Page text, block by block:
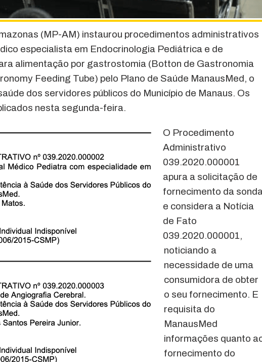
(MP-AM) instaurou procedimentos administrativos
especialista em Endocrinologia Pediátrica e de
alimentação por gastrostomia (Botton de Gastronomia
Feeding Tube) pelo Plano de Saúde ManausMed, o
dos servidores públicos do Município de Manaus. Os
nesta segunda-feira.
O Procedimento
Administrativo
039.2020.000001
apura a solicitação de
fornecimento da
e considera a Notícia
de Fato
039.2020.000001,
noticiando a
necessidade de uma
consumidora de obter
o seu fornecimento. E
requisita do
ManausMed
informações quanto
fornecimento do